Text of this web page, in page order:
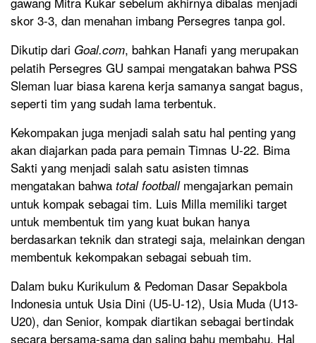
skor 3-3, dan menahan imbang Persegres tanpa gol.
Dikutip dari Goal.com, bahkan Hanafi yang merupakan
pelatih Persegres GU sampai mengatakan bahwa PSS
Sleman luar biasa karena kerja samanya sangat bagus,
seperti tim yang sudah lama terbentuk.
Kekompakan juga menjadi salah satu hal penting yang
akan diajarkan pada para pemain Timnas U-22. Bima
Sakti yang menjadi salah satu asisten timnas
mengatakan bahwa total footballmengajarkan pemain
untuk kompak sebagai tim. Luis Milla memiliki target
untuk membentuk tim yang kuat bukan hanya
berdasarkan teknik dan strategi saja, melainkan dengan
membentuk kekompakan sebagai sebuah tim.
Dalam buku Kurikulum & Pedoman Dasar Sepakbola
Indonesia untuk Usia Dini (U5-U-12), Usia Muda (U13-
U20), dan Senior, kompak diartikan sebagai bertindak
secara bersama-sama dan saling bahu membahu. Hal